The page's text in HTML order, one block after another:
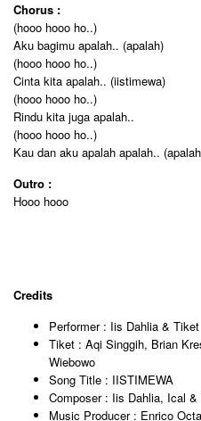
Chorus :
(hooo hooo ho..)
Aku bagimu apalah.. (apalah)
(hooo hooo ho..)
Cinta kita apalah.. (iistimewa)
(hooo hooo ho..)
Rindu kita juga apalah..
(hooo hooo ho..)
Kau dan aku apalah apalah..
Outro :
Hooo hooo
Credits
Performer : Iis Dahlia & Tiket
Tiket : Aqi Singgih, Brian
Wiebowo
Song Title : IISTIMEWA
Composer : Iis Dahlia, Ical &
Music Producer : Enrico